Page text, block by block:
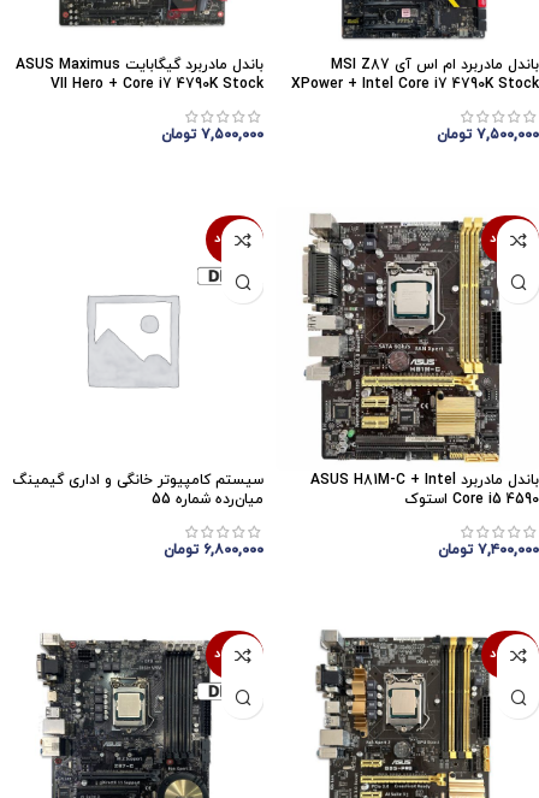
باندل مادربرد ام اس آی MSI Z87
XPower + Intel Core i7 4790K Stock
۷,۵۰۰,۰۰۰ تومان
باندل مادربرد گیگابایت ASUS Maximus
VII Hero + Core i7 4790K Stock
۷,۵۰۰,۰۰۰ تومان
ناموجود
باندل مادربرد ASUS H81M-C + Intel
Core i5 4590 استوک
۷,۴۰۰,۰۰۰ تومان
ناموجود
سیستم کامپیوتر خانگی و اداری گیمینگ
میان‌رده شماره 55
۶,۸۰۰,۰۰۰ تومان
ناموجود ناموجود